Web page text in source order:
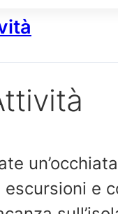
escursioni e